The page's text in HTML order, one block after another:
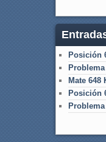
Posición
Problema
Mate 648
Posición
Problema